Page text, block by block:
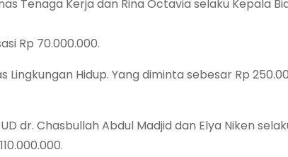
Tenaga Kerja dan Rina Octavia selaku Kepala
Rp 70.000.000.
Lingkungan Hidup. Yang diminta sebesar Rp
dr. Chasbullah Abdul Madjid dan Elya Niken